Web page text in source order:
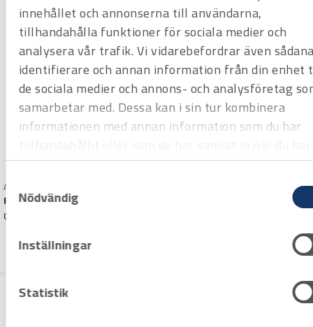
innehållet och annonserna till användarna,
tillhandahålla funktioner för sociala medier och
analysera vår trafik. Vi vidarebefordrar även sådana
identifierare och annan information från din enhet
de sociala medier och annons- och analysföretag
samarbetar med. Dessa kan i sin tur kombinera
informationen med annan information som du har
använt deras tjänster.
Samtyckesval
Nödvändig
Inställningar
Statistik
Art.nr 3108565
Fluke H15 hölster
rg